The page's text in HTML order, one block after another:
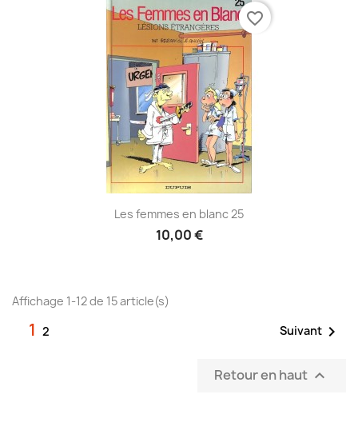
Les femmes en blanc 25
10,00 €
favorite_border
Affichage 1-12 de 15 article(s)
1 2 Suivant 
Retour en haut 